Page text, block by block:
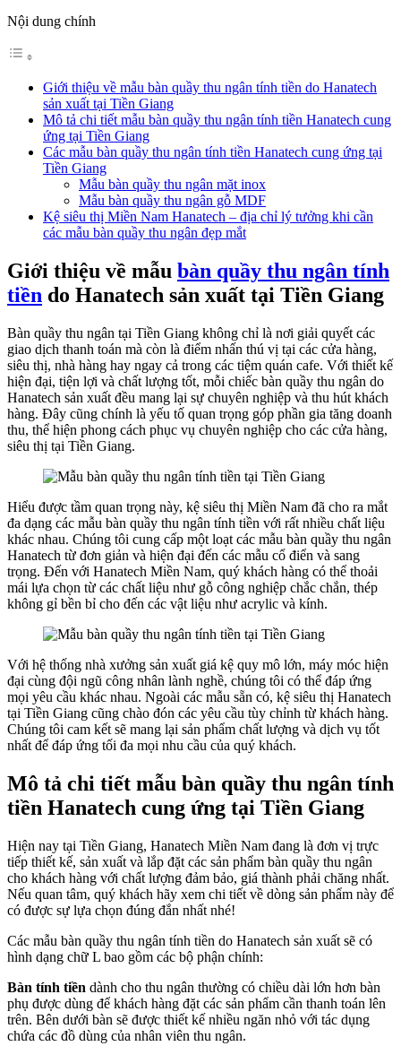
Nội dung chính
Giới thiệu về mẫu bàn quầy thu ngân tính tiền do Hanatech
sản xuất tại Tiền Giang
Mô tả chi tiết mẫu bàn quầy thu ngân tính tiền Hanatech cung
ứng tại Tiền Giang
Các mẫu bàn quầy thu ngân tính tiền Hanatech cung ứng tại
Tiền Giang
Mẫu bàn quầy thu ngân mặt inox
Mẫu bàn quầy thu ngân gỗ MDF
Kệ siêu thị Miền Nam Hanatech – địa chỉ lý tưởng khi cần
các mẫu bàn quầy thu ngân đẹp mắt
Giới thiệu về mẫu bàn quầy thu ngân tính
tiền do Hanatech sản xuất tại Tiền Giang
Bàn quầy thu ngân tại Tiền Giang không chỉ là nơi giải quyết các
giao dịch thanh toán mà còn là điểm nhấn thú vị tại các cửa hàng,
siêu thị, nhà hàng hay ngay cả trong các tiệm quán cafe. Với thiết kế
hiện đại, tiện lợi và chất lượng tốt, mỗi chiếc bàn quầy thu ngân do
Hanatech sản xuất đều mang lại sự chuyên nghiệp và thu hút khách
hàng. Đây cũng chính là yếu tố quan trọng góp phần gia tăng doanh
thu, thể hiện phong cách phục vụ chuyên nghiệp cho các cửa hàng,
siêu thị tại Tiền Giang.
Hiểu được tầm quan trọng này, kệ siêu thị Miền Nam đã cho ra mắt
đa dạng các mẫu bàn quầy thu ngân tính tiền với rất nhiều chất liệu
khác nhau. Chúng tôi cung cấp một loạt các mẫu bàn quầy thu ngân
Hanatech từ đơn giản và hiện đại đến các mẫu cổ điển và sang
trọng. Đến với Hanatech Miền Nam, quý khách hàng có thể thoải
mái lựa chọn từ các chất liệu như gỗ công nghiệp chắc chắn, thép
không gỉ bền bỉ cho đến các vật liệu như acrylic và kính.
Với hệ thống nhà xưởng sản xuất giá kệ quy mô lớn, máy móc hiện
đại cùng đội ngũ công nhân lành nghề, chúng tôi có thể đáp ứng
mọi yêu cầu khác nhau. Ngoài các mẫu sẵn có, kệ siêu thị Hanatech
tại Tiền Giang cũng chào đón các yêu cầu tùy chỉnh từ khách hàng.
Chúng tôi cam kết sẽ mang lại sản phẩm chất lượng và dịch vụ tốt
nhất để đáp ứng tối đa mọi nhu cầu của quý khách.
Mô tả chi tiết mẫu bàn quầy thu ngân tính
tiền Hanatech cung ứng tại Tiền Giang
Hiện nay tại Tiền Giang, Hanatech Miền Nam đang là đơn vị trực
tiếp thiết kế, sản xuất và lắp đặt các sản phẩm bàn quầy thu ngân
cho khách hàng với chất lượng đảm bảo, giá thành phải chăng nhất.
Nếu quan tâm, quý khách hãy xem chi tiết về dòng sản phẩm này để
có được sự lựa chọn đúng đắn nhất nhé!
Các mẫu bàn quầy thu ngân tính tiền do Hanatech sản xuất sẽ có
hình dạng chữ L bao gồm các bộ phận chính:
Bàn tính tiền dành cho thu ngân thường có chiều dài lớn hơn bàn
phụ được dùng để khách hàng đặt các sản phẩm cần thanh toán lên
trên. Bên dưới bàn sẽ được thiết kế nhiều ngăn nhỏ với tác dụng
chứa các đồ dùng của nhân viên thu ngân.